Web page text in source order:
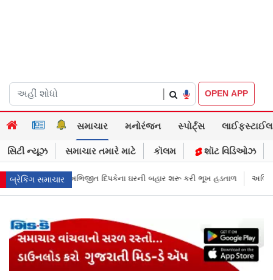
OPEN APP
સમાચાર મનોરંજન સ્પોર્ટ્સ લાઈફસ્ટાઈલ
સિટી ન્યૂઝ સમાચાર તમારે માટે કૉલમ શૉટ વિડિઓઝ
બ્રેકિંગ સમાચાર
બહાર શરૂ કરી ભૂખ હડતાળ અભિજીત દિપકેએ CJPની નવી નીતિ જાહેર